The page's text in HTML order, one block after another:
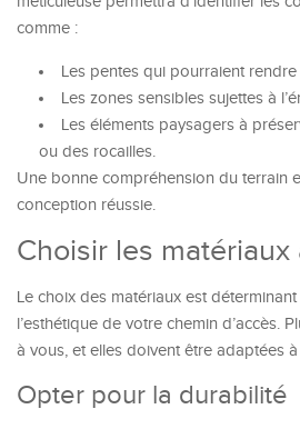
comme :
Les pentes qui pourraient rendre
Les zones sensibles sujettes à
Les éléments paysagers à
ou des rocailles.
Une bonne compréhension du terrain
conception réussie.
Choisir les matériaux
Le choix des matériaux est
l’esthétique de votre chemin d’accès.
à vous, et elles doivent être adaptées
Opter pour la durabilité